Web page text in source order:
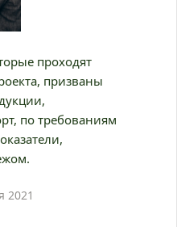
проходят
призваны
по требованиям
2021